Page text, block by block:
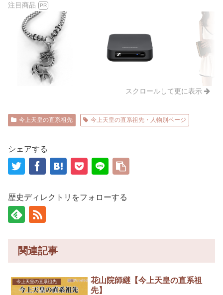
注目商品 PR
スクロールして更に表示
今上天皇の直系祖先 今上天皇の直系祖先・人物別ページ
シェアする
歴史ディレクトリをフォローする
関連記事
今上天皇の直系祖先
花山院師継【今上天皇の直系祖
先】